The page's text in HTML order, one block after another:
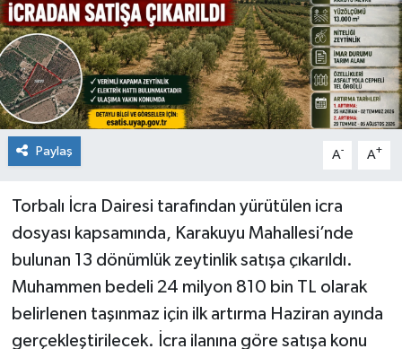
Paylaş A- A+
Torbalı İcra Dairesi tarafından yürütülen icra
dosyası kapsamında, Karakuyu Mahallesi’nde
bulunan 13 dönümlük zeytinlik satışa çıkarıldı.
Muhammen bedeli 24 milyon 810 bin TL olarak
belirlenen taşınmaz için ilk artırma Haziran ayında
gerçekleştirilecek. İcra ilanına göre satışa konu